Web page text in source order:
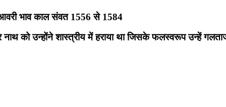
भाव काल संवत 1556 से 1584
को उन्होंने शास्त्रीय में हराया था जिसके फलस्वरूप उन्हें गलताजी